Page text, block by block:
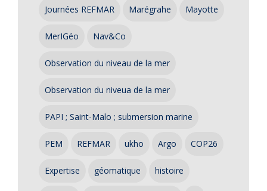
Journées REFMAR Marégrahe Mayotte
MerIGéo Nav&Co
Observation du niveau de la mer
Observation du niveua de la mer
PAPI ; Saint-Malo ; submersion marine
PEM REFMAR ukho Argo COP26
Expertise géomatique histoire